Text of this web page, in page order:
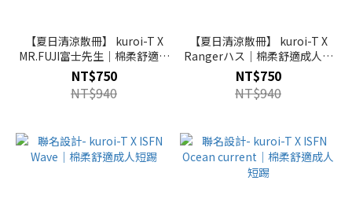
【夏日清涼散冊】 kuroi-T X
MR.FUJI富士先生｜棉柔舒適成
人短踢
NT$750
NT$940
【夏日清涼散冊】 kuroi-T X
Rangerハス｜棉柔舒適成人短
踢
NT$750
NT$940